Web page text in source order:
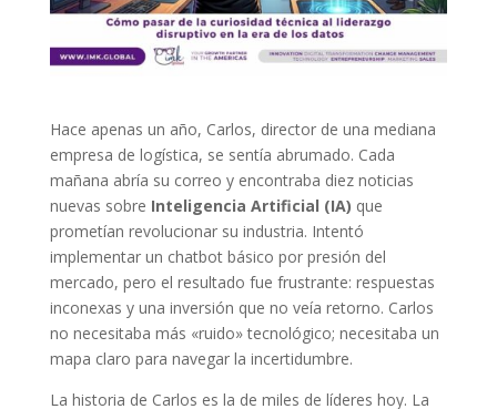
Hace apenas un año, Carlos, director de una mediana
empresa de logística, se sentía abrumado. Cada
mañana abría su correo y encontraba diez noticias
nuevas sobre Inteligencia Artificial (IA) que
prometían revolucionar su industria. Intentó
implementar un chatbot básico por presión del
mercado, pero el resultado fue frustrante: respuestas
inconexas y una inversión que no veía retorno. Carlos
no necesitaba más «ruido» tecnológico; necesitaba un
mapa claro para navegar la incertidumbre.
La historia de Carlos es la de miles de líderes hoy. La